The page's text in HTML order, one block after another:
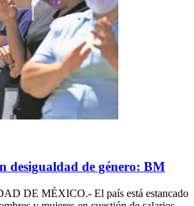
desigualdad de género: BM
DE MÉXICO.- El país está estancado